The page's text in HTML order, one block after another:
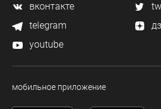
вконтакте
telegram
youtube
мобильное приложение